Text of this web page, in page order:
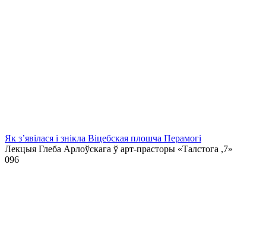
Як з’явілася і знікла Віцебская плошча Перамогі
Лекцыя Глеба Арлоўскага ў арт-прасторы «Талстога ,7»
096